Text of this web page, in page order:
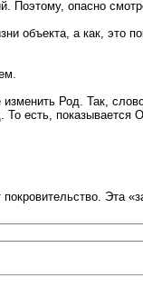
опасно
объекта, а как, это
Род. Так,
показывается
Эта